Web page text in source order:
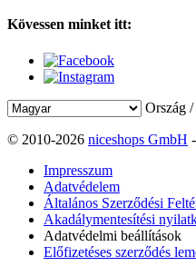
Kövessen minket itt:
Ország
© 2010-2026 niceshops GmbH
Impresszum
Adatvédelem
Általános Szerződési
Akadálymentesítési
Adatvédelmi beállítások
Előfizetéses szerződés